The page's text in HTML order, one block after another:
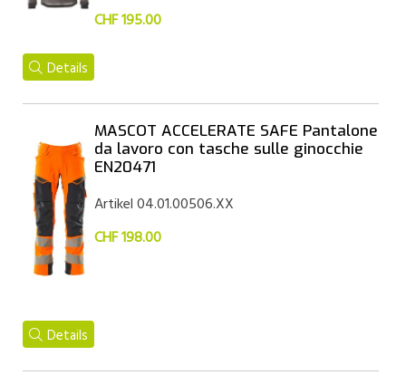
CHF 195.00
Details
MASCOT ACCELERATE SAFE Pantalone
da lavoro con tasche sulle ginocchie
EN20471
Artikel 04.01.00506.XX
CHF 198.00
Details